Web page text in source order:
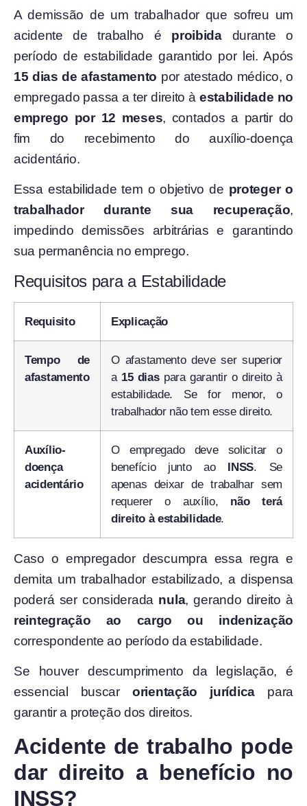
A demissão de um trabalhador que sofreu um
acidente de trabalho é proibidadurante o
período de estabilidade garantido por lei. Após
15 dias de afastamento por atestado médico, o
empregado passa a ter direito àestabilidade no
emprego por 12 meses, contados a partir do
fim do recebimento do auxílio-doença
acidentário.
Essa estabilidade tem o objetivo de proteger o
trabalhador durante sua recuperação,
impedindo demissões arbitrárias e garantindo
sua permanência no emprego.
Requisitos para a Estabilidade
Requisito Explicação
Tempo de
afastamento
O afastamento deve ser superior
a 15 diaspara garantir o direito à
estabilidade. Se for menor, o
trabalhador não tem esse direito.
Auxílio-
doença
acidentário
O empregado deve solicitar o
benefício junto ao INSS. Se
apenas deixar de trabalhar sem
requerer o auxílio, não terá
direito à estabilidade.
Caso o empregador descumpra essa regra e
demita um trabalhador estabilizado, a dispensa
poderá ser considerada nula, gerando direito à
reintegração ao cargo ou indenização
correspondente ao período da estabilidade.
Se houver descumprimento da legislação, é
essencial buscarorientação jurídicapara
garantir a proteção dos direitos.
Acidente de trabalho pode
dar direito a benefício no
INSS?